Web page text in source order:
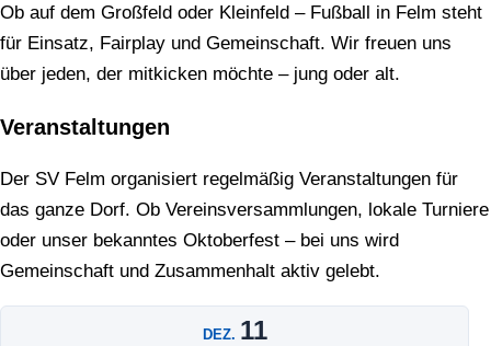
Ob auf dem Großfeld oder Kleinfeld – Fußball in Felm steht
für Einsatz, Fairplay und Gemeinschaft. Wir freuen uns
über jeden, der mitkicken möchte – jung oder alt.
Veranstaltungen
Der SV Felm organisiert regelmäßig Veranstaltungen für
das ganze Dorf. Ob Vereinsversammlungen, lokale Turniere
oder unser bekanntes Oktoberfest – bei uns wird
Gemeinschaft und Zusammenhalt aktiv gelebt.
DEZ. 11